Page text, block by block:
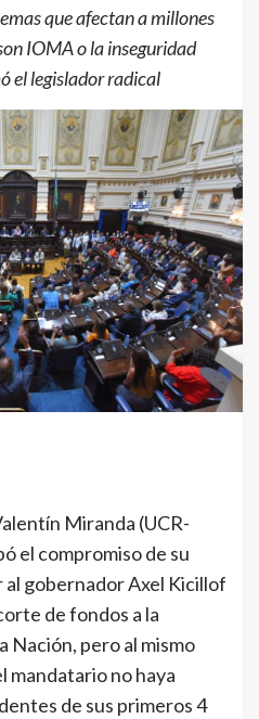
que afectan a millones
IOMA o la inseguridad
el legislador radical
Miranda (UCR-
el compromiso de su
al gobernador Axel Kicillof
de fondos a la
Nación, pero al mismo
mandatario no haya
de sus primeros 4